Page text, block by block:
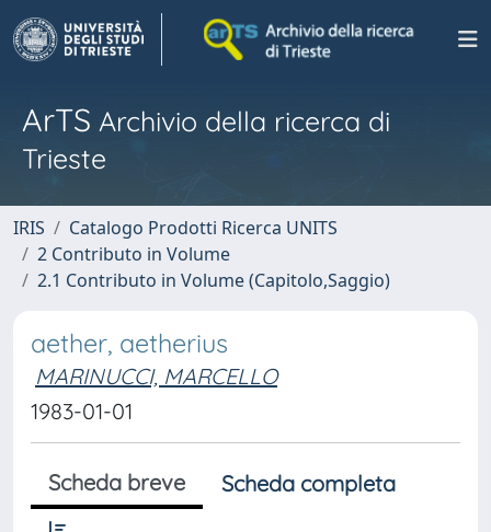
ArTS Archivio della ricerca di
Trieste
IRIS
Catalogo Prodotti Ricerca UNITS
2 Contributo in Volume
2.1 Contributo in Volume (Capitolo,Saggio)
aether, aetherius
MARINUCCI, MARCELLO
1983-01-01
Scheda breve Scheda completa